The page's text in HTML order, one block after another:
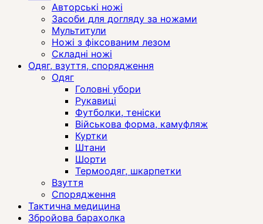
Авторські ножі
Засоби для догляду за ножами
Мультитули
Ножі з фіксованим лезом
Складні ножі
Одяг, взуття, спорядження
Одяг
Головні убори
Рукавиці
Футболки, теніски
Військова форма, камуфляж
Куртки
Штани
Шорти
Термоодяг, шкарпетки
Взуття
Спорядження
Тактична медицина
Збройова барахолка